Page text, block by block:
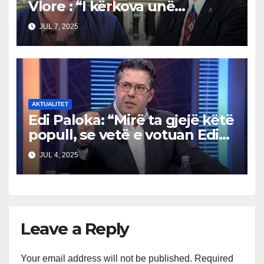
Vlore : “I kërkova unë
shkarkimet”
JUL 7, 2025
AKTUALITET
Edi Paloka: “Mirë ta gjejë këtë
popull, se vetë e votuan Edi
Ramën. Ç’kanë që ankohen
tani?”
JUL 4, 2025
Leave a Reply
Your email address will not be published. Required